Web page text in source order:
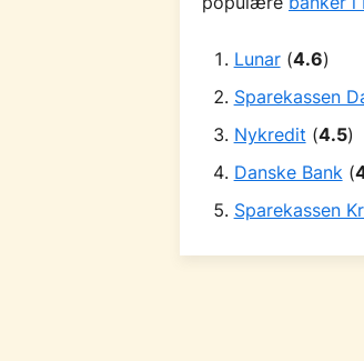
Lunar(4.6)
Sparekassen
Nykredit (4.5)
Danske Bank(
Sparekassen